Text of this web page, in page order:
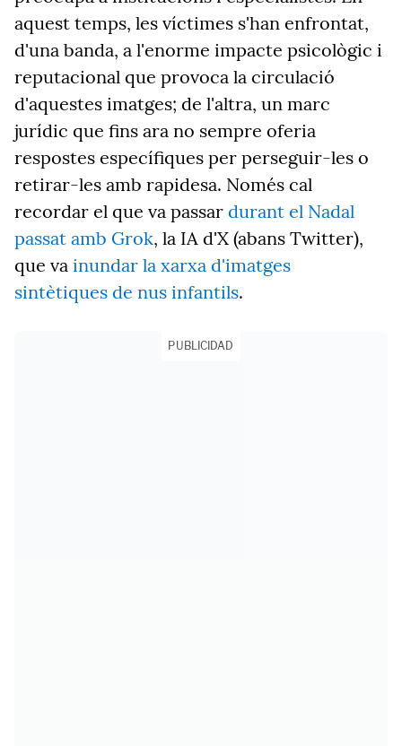
aquest temps, les víctimes s'han enfrontat,
d'una banda, a l'enorme impacte psicològic i
reputacional que provoca la circulació
d'aquestes imatges; de l'altra, un marc
jurídic que fins ara no sempre oferia
respostes específiques per perseguir-les o
retirar-les amb rapidesa. Només cal
recordar el que va passar durant el Nadal
passat amb Grok, la IA d'X (abans Twitter),
que va inundar la xarxa d'imatges
sintètiques de nus infantils.
PUBLICIDAD